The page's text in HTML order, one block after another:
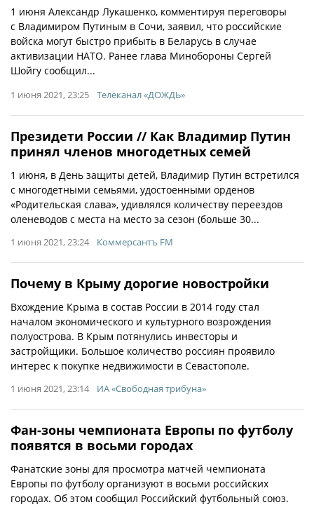
1 июня Александр Лукашенко, комментируя переговоры
с Владимиром Путиным в Сочи, заявил, что российские
войска могут быстро прибыть в Беларусь в случае
активизации НАТО. Ранее глава Минобороны Сергей
Шойгу сообщил...
1 июня 2021, 23:25 Телеканал «ДОЖДЬ»
Президети России // Как Владимир Путин
принял членов многодетных семей
1 июня, в День защиты детей, Владимир Путин встретился
с многодетными семьями, удостоенными орденов
«Родительская слава», удивлялся количеству переездов
оленеводов с места на место за сезон (больше 30...
1 июня 2021, 23:24 Коммерсантъ FM
Почему в Крыму дорогие новостройки
Вхождение Крыма в состав России в 2014 году стал
началом экономического и культурного возрождения
полуострова. В Крым потянулись инвесторы и
застройщики. Большое количество россиян проявило
интерес к покупке недвижимости в Севастополе.
1 июня 2021, 23:14 ИА «Свободная трибуна»
Фан-зоны чемпионата Европы по футболу
появятся в восьми городах
Фанатские зоны для просмотра матчей чемпионата
Европы по футболу организуют в восьми российских
городах. Об этом сообщил Российский футбольный союз.